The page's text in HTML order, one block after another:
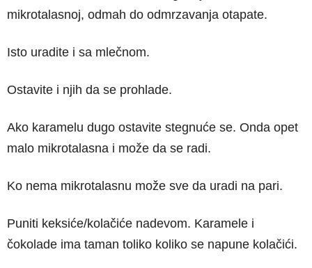
mikrotalasnoj, odmah do odmrzavanja otapate.
Isto uradite i sa mlečnom.
Ostavite i njih da se prohlade.
Ako karamelu dugo ostavite stegnuće se. Onda opet
malo mikrotalasna i može da se radi.
Ko nema mikrotalasnu može sve da uradi na pari.
Puniti keksiće/kolačiće nadevom. Karamele i
čokolade ima taman toliko koliko se napune kolačići.